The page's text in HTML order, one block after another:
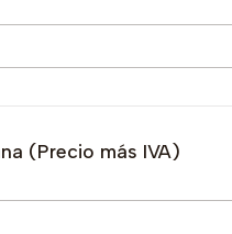
(Precio más IVA)